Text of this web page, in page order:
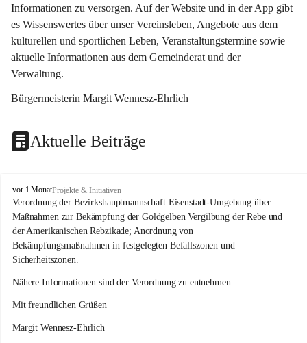
Informationen zu versorgen. Auf der Website und in der App gibt
es Wissenswertes über unser Vereinsleben, Angebote aus dem
kulturellen und sportlichen Leben, Veranstaltungstermine sowie
aktuelle Informationen aus dem Gemeinderat und der
Verwaltung.
Bürgermeisterin Margit Wennesz-Ehrlich
Aktuelle Beiträge
O
s
l
i
p
vor 1 MonatProjekte & Initiativen
Verordnung der Bezirkshauptmannschaft Eisenstadt-Umgebung über
Maßnahmen zur Bekämpfung der Goldgelben Vergilbung der Rebe und
der Amerikanischen Rebzikade; Anordnung von
Bekämpfungsmaßnahmen in festgelegten Befallszonen und
Sicherheitszonen.
Nähere Informationen sind der Verordnung zu entnehmen.
Mit freundlichen Grüßen
Margit Wennesz-Ehrlich